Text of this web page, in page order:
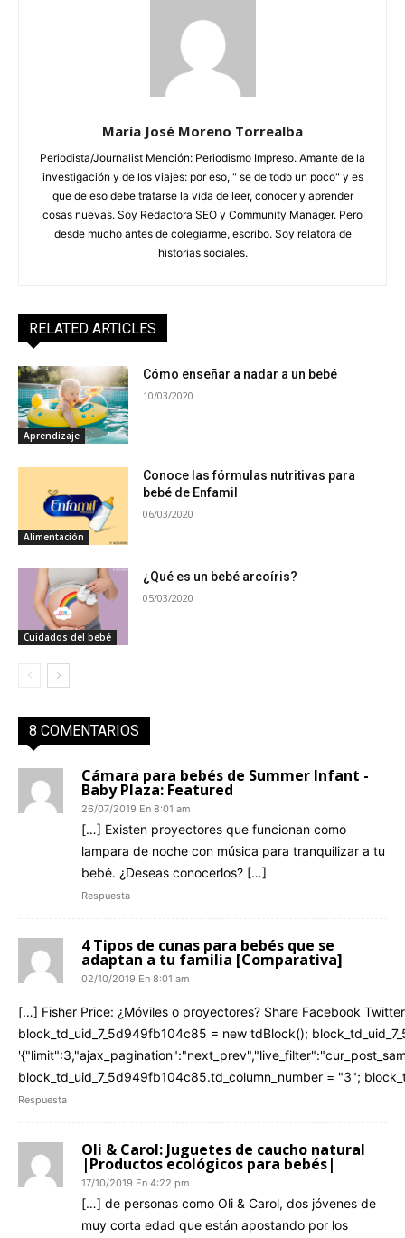
María José Moreno Torrealba
Periodista/Journalist Mención: Periodismo Impreso. Amante de la
investigación y de los viajes: por eso, " se de todo un poco" y es
que de eso debe tratarse la vida de leer, conocer y aprender
cosas nuevas. Soy Redactora SEO y Community Manager. Pero
desde mucho antes de colegiarme, escribo. Soy relatora de
historias sociales.
RELATED ARTICLES
Aprendizaje
Cómo enseñar a nadar a un bebé
10/03/2020
Alimentación
Conoce las fórmulas nutritivas para
bebé de Enfamil
06/03/2020
Cuidados del bebé
¿Qué es un bebé arcoíris?
05/03/2020
8 COMENTARIOS
Cámara para bebés de Summer Infant -
Baby Plaza: Featured
26/07/2019 En 8:01 am
[…] Existen proyectores que funcionan como
lampara de noche con música para tranquilizar a tu
bebé. ¿Deseas conocerlos? […]
Respuesta
4 Tipos de cunas para bebés que se
adaptan a tu familia [Comparativa]
02/10/2019 En 8:01 am
[…] Fisher Price: ¿Móviles o proyectores? Share Facebook
block_td_uid_7_5d949fb104c85 = new tdBlock();
block_td_uid_7_5d949fb104c85.td_column_number = "3";
Respuesta
Oli & Carol: Juguetes de caucho natural
|Productos ecológicos para bebés|
17/10/2019 En 4:22 pm
[…] de personas como Oli & Carol, dos jóvenes de
muy corta edad que están apostando por los